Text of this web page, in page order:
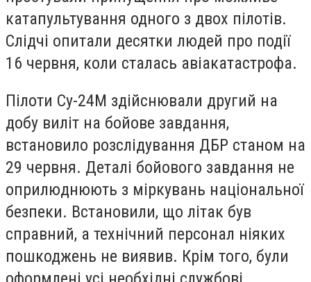
катапультування одного з двох пілотів.
Слідчі опитали десятки людей про події
16 червня, коли сталась авіакатастрофа.
Пілоти Су-24М здійснювали другий на
добу виліт на бойове завдання,
встановило розслідування ДБР станом на
29 червня. Деталі бойового завдання не
оприлюднюють з міркувань національної
безпеки. Встановили, що літак був
справний, а технічний персонал ніяких
пошкоджень не виявив. Крім того, були